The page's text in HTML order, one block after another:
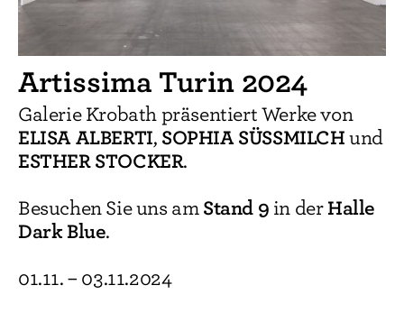
Artissima Turin 2024
Galerie Krobath präsentiert Werke von
ELISA ALBERTI, SOPHIA SÜSSMILCHund
ESTHER STOCKER.
Besuchen Sie uns amStand 9 in derHalle
Dark Blue.
01.11. – 03.11.2024